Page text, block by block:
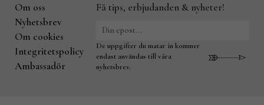
Om oss
Nyhetsbrev
Om cookies
Integritetspolicy
Ambassadör
Få tips, erbjudanden & nyheter!
De uppgifter du matar in kommer
endast användas till våra
nyhetsbrev.